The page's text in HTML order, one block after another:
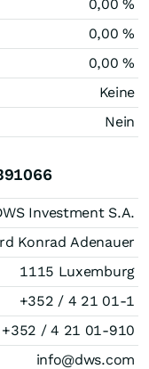
0,00 %
0,00 %
0,00 %
Keine
Nein
Investment S.A.
Konrad Adenauer
1115 Luxemburg
+352 / 4 21 01-1
+352 / 4 21 01-910
info@dws.com